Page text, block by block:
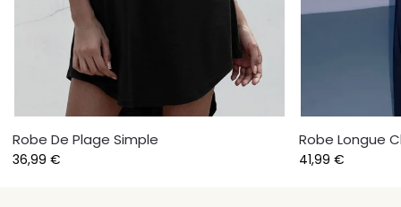
Robe De Plage Simple
36,99 €
Robe Longue
41,99 €